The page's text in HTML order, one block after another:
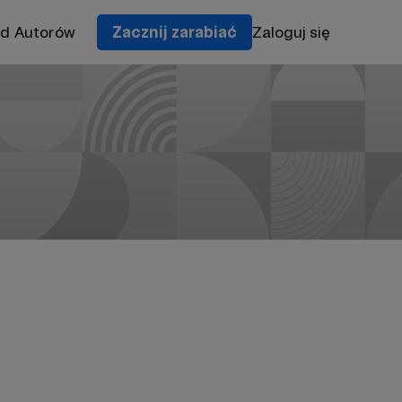
Autorów Zacznij zarabiać Zaloguj się